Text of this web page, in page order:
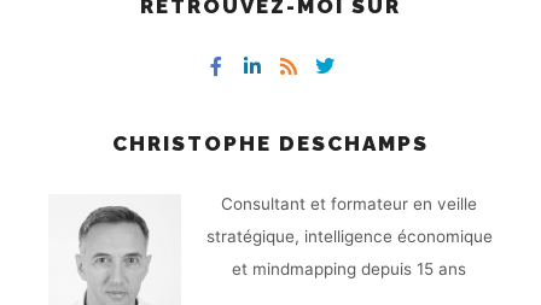
RETROUVEZ-MOI SUR
CHRISTOPHE DESCHAMPS
Consultant et formateur en veille
stratégique, intelligence économique
et mindmapping depuis 15 ans